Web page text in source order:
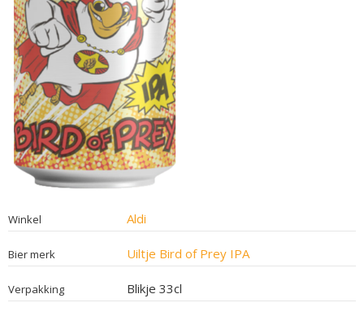
Winkel Aldi
Bier merk Uiltje Bird of Prey IPA
Verpakking Blikje 33cl